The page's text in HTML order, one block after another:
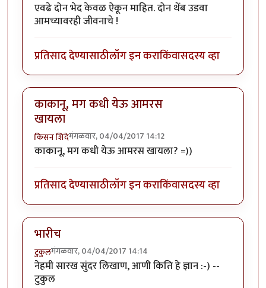
एवढे दोन भेद केवळ ऐकून माहित. दोन थेंब उडवा
आमच्यावरही जीवनाचे !
प्रतिसाद देण्यासाठीलॉग इन कराकिंवासदस्य व्हा
काकानू, मग कधी येऊ आमरस
खायला
किसन शिंदेमंगळवार, 04/04/2017 14:12
काकानू, मग कधी येऊ आमरस खायला? =))
प्रतिसाद देण्यासाठीलॉग इन कराकिंवासदस्य व्हा
भारीच
टुकुलमंगळवार, 04/04/2017 14:14
नेहमी सारख सुंदर लिखाण, आणी किति हे ज्ञान :-) --
टुकुल